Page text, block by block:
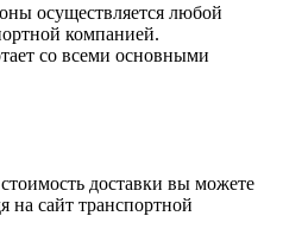
осуществляется любой
компанией.
со всеми основными
доставки вы можете
на сайт транспортной